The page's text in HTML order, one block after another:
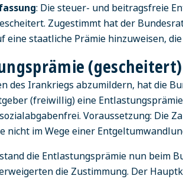
: Die steuer- und beitragsfreie
Zugestimmt hat der
eine staatliche Prämie hinzuweisen,
(gescheitert)
des Irankriegs abzumildern, hat die
(freiwillig) eine
Voraussetzung: Die
nicht im Wege einer
stand die Entlastungsprämie nun beim
die Zustimmung. Der